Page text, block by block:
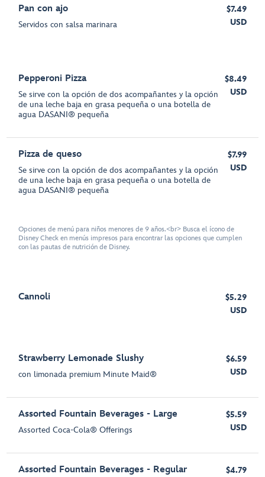
Pan con ajo
Servidos con salsa marinara
$7.49
USD
Pepperoni Pizza
Se sirve con la opción de dos acompañantes y la opción
de una leche baja en grasa pequeña o una botella de
agua DASANI® pequeña
$8.49
USD
Pizza de queso
Se sirve con la opción de dos acompañantes y la opción
de una leche baja en grasa pequeña o una botella de
agua DASANI® pequeña
$7.99
USD
Opciones de menú para niños menores de 9 años.<br> Busca el ícono de
Disney Check en menús impresos para encontrar las opciones que cumplen
con las pautas de nutrición de Disney.
Cannoli
$5.29
USD
Strawberry Lemonade Slushy
con limonada premium Minute Maid®
$6.59
USD
Assorted Fountain Beverages - Large
Assorted Coca-Cola® Offerings
$5.59
USD
Assorted Fountain Beverages - Regular
$4.79